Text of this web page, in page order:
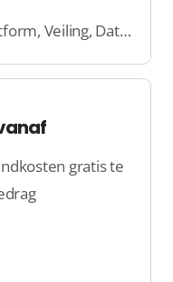
Website, Webshop, Platform, Veiling, Dating
gratis te